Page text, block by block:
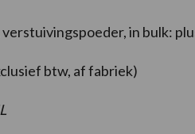
in bulk:
btw, af fabriek)